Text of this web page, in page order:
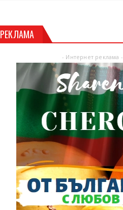
РЕКЛАМА
- Интернет реклама -